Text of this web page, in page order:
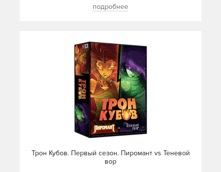
подробнее
Трон Кубов. Первый сезон. Пиромант vs Теневой
вор